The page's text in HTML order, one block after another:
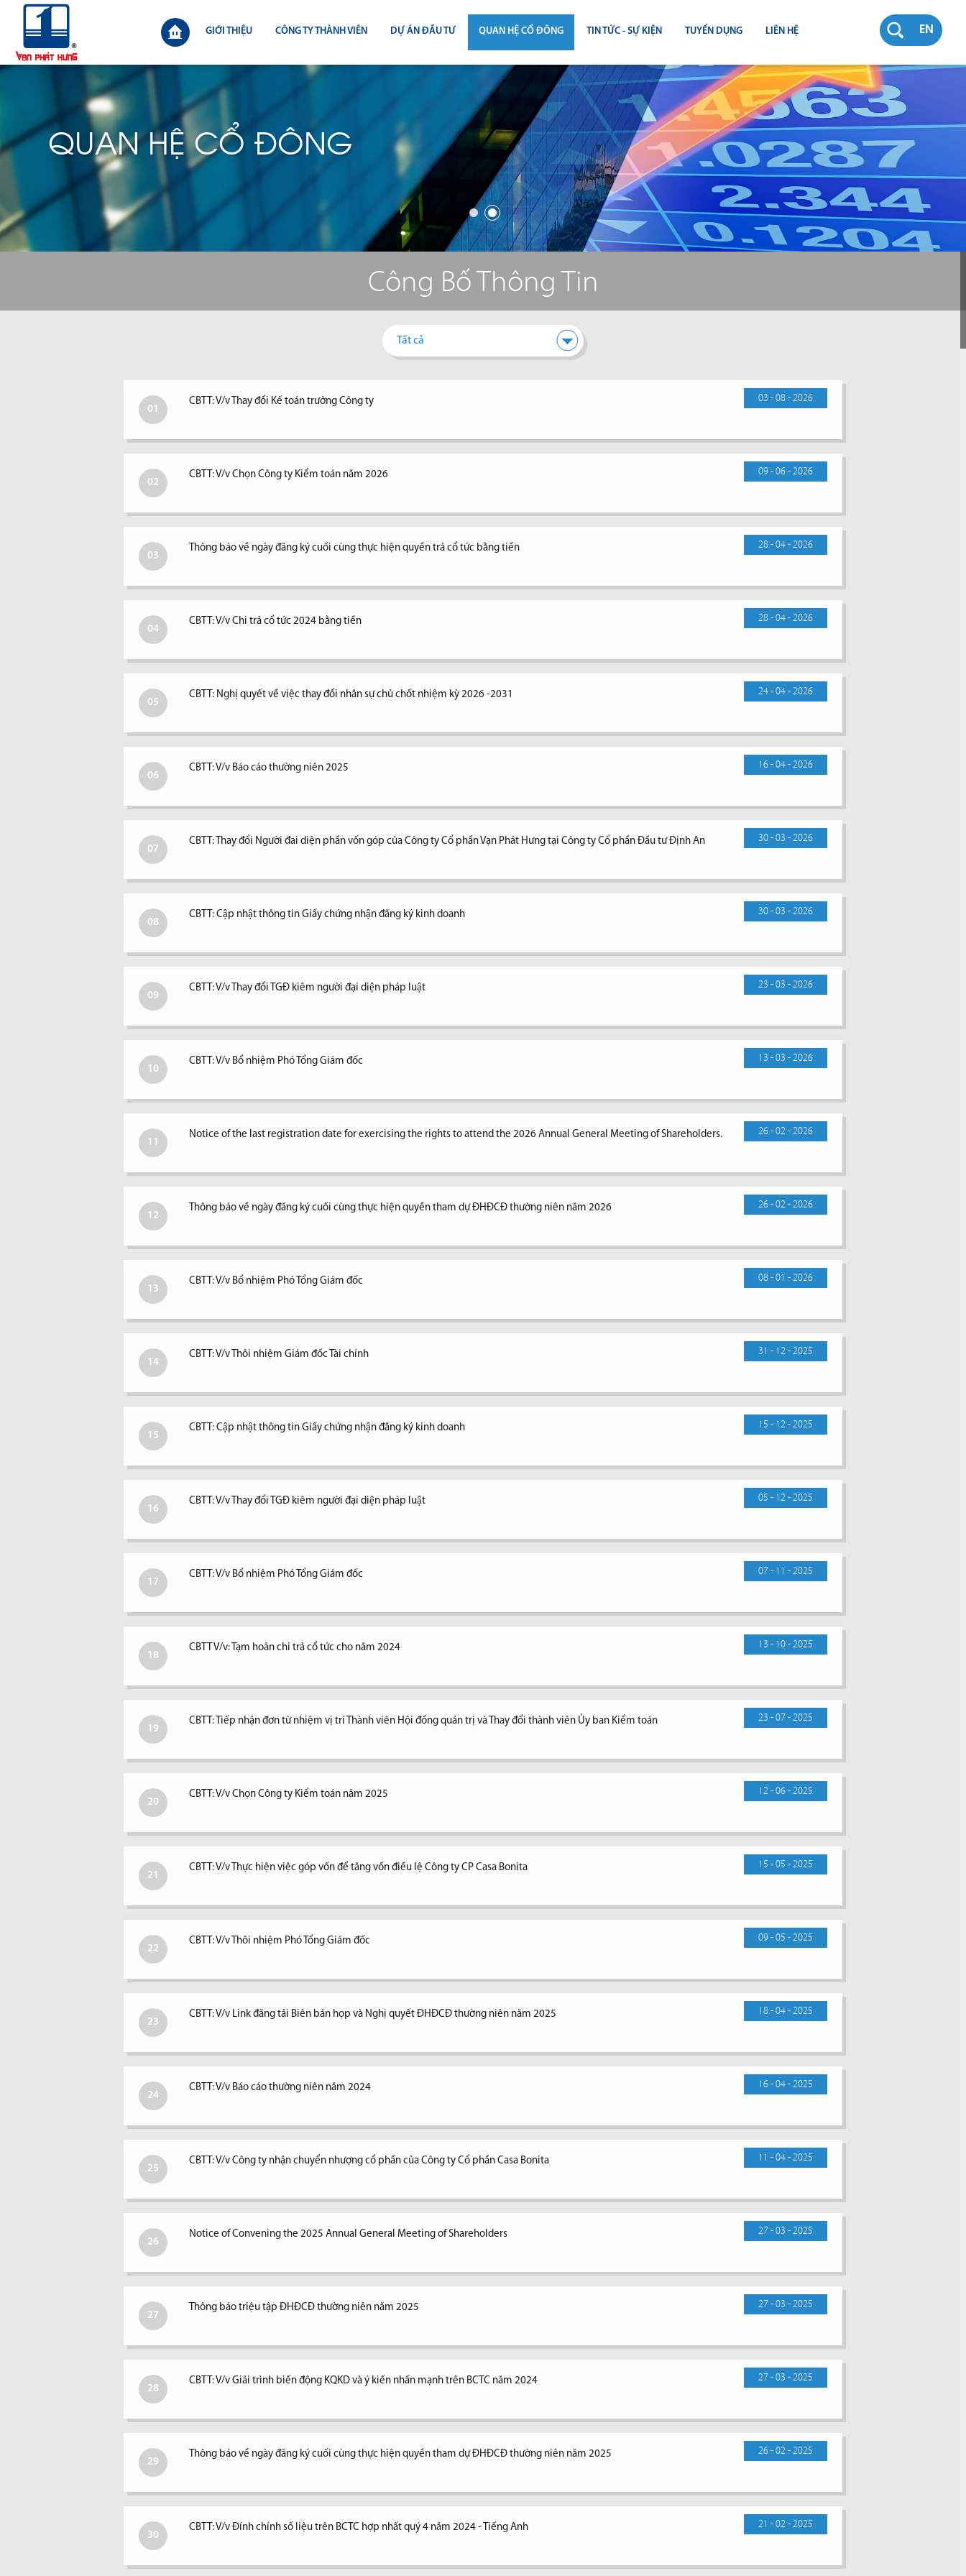
EN
GIỚI THIỆU CÔNG TY THÀNH VIÊN DỰ ÁN ĐẦU TƯ QUAN HỆ CỔ ĐÔNG
CÔNG BỐ THÔNG TIN
ĐẠI HỘI ĐỒNG CỔ ĐÔNG
BÁO CÁO THƯỜNG NIÊN
BÁO CÁO TÀI CHÍNH
BÁO CÁO QUẢN TRỊ CÔNG TY
TIN TỨC - SỰ KIỆN
TIN THỊ TRƯỜNG
TIN DỰ ÁN
TIN CÔNG TY
TUYỂN DỤNG LIÊN HỆ
QUAN HỆ CỔ ĐÔNG
Công Bố Thông Tin
Tất cả
01
03 - 08 - 2026
CBTT: V/v Thay đổi Kế toán trưởng Công ty
02
09 - 06 - 2026
CBTT: V/v Chọn Công ty Kiểm toán năm 2026
03
28 - 04 - 2026
Thông báo về ngày đăng ký cuối cùng thực hiện quyền trả cổ tức bằng tiền
04
28 - 04 - 2026
CBTT: V/v Chi trả cổ tức 2024 bằng tiền
05
24 - 04 - 2026
CBTT: Nghị quyết về việc thay đổi nhân sự chủ chốt nhiệm kỳ 2026 -2031
06
16 - 04 - 2026
CBTT: V/v Báo cáo thường niên 2025
07
30 - 03 - 2026
CBTT: Thay đổi Người đai diện phần vốn góp của Công ty Cổ phần Vạn Phát Hưng tại Công ty Cổ phần Đầu tư Định An
08
30 - 03 - 2026
CBTT: Cập nhật thông tin Giấy chứng nhận đăng ký kinh doanh
09
23 - 03 - 2026
CBTT: V/v Thay đổi TGĐ kiêm người đại diện pháp luật
10
13 - 03 - 2026
CBTT: V/v Bổ nhiệm Phó Tổng Giám đốc
11
26 - 02 - 2026
Notice of the last registration date for exercising the rights to attend the 2026 Annual General Meeting of Shareholders.
12
26 - 02 - 2026
Thông báo về ngày đăng ký cuối cùng thực hiện quyền tham dự ĐHĐCĐ thường niên năm 2026
13
08 - 01 - 2026
CBTT: V/v Bổ nhiệm Phó Tổng Giám đốc
14
31 - 12 - 2025
CBTT: V/v Thôi nhiệm Giám đốc Tài chính
15
15 - 12 - 2025
CBTT: Cập nhật thông tin Giấy chứng nhận đăng ký kinh doanh
16
05 - 12 - 2025
CBTT: V/v Thay đổi TGĐ kiêm người đại diện pháp luật
17
07 - 11 - 2025
CBTT: V/v Bổ nhiệm Phó Tổng Giám đốc
18
13 - 10 - 2025
CBTT V/v: Tạm hoãn chi trả cổ tức cho năm 2024
19
23 - 07 - 2025
CBTT: Tiếp nhận đơn từ nhiệm vị trí Thành viên Hội đồng quản trị và Thay đổi thành viên Ủy ban Kiểm toán
20
12 - 06 - 2025
CBTT: V/v Chọn Công ty Kiểm toán năm 2025
21
15 - 05 - 2025
CBTT: V/v Thực hiện việc góp vốn để tăng vốn điều lệ Công ty CP Casa Bonita
22
09 - 05 - 2025
CBTT: V/v Thôi nhiệm Phó Tổng Giám đốc
23
18 - 04 - 2025
CBTT: V/v Link đăng tải Biên bản họp và Nghị quyết ĐHĐCĐ thường niên năm 2025
24
16 - 04 - 2025
CBTT: V/v Báo cáo thường niên năm 2024
25
11 - 04 - 2025
CBTT: V/v Công ty nhận chuyển nhượng cổ phần của Công ty Cổ phần Casa Bonita
26
27 - 03 - 2025
Notice of Convening the 2025 Annual General Meeting of Shareholders
27
27 - 03 - 2025
Thông báo triệu tập ĐHĐCĐ thường niên năm 2025
28
27 - 03 - 2025
CBTT: V/v Giải trình biến động KQKD và ý kiến nhấn mạnh trên BCTC năm 2024
29
26 - 02 - 2025
Thông báo về ngày đăng ký cuối cùng thực hiện quyền tham dự ĐHĐCĐ thường niên năm 2025
30
21 - 02 - 2025
CBTT: V/v Đính chính số liệu trên BCTC hợp nhất quý 4 năm 2024 - Tiếng Anh